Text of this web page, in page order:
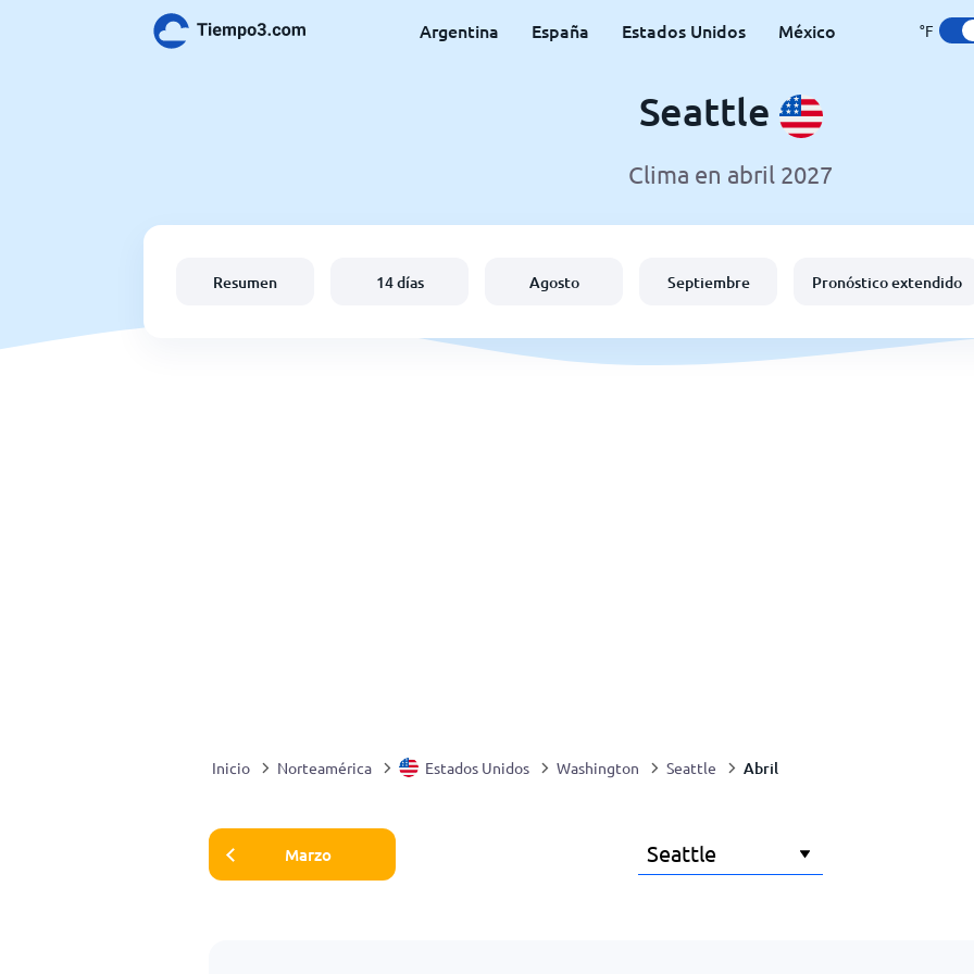
Argentina España Estados Unidos México °F
Seattle
Clima en abril 2027
Resumen 14 días Agosto Septiembre Pronóstico extendido
Inicio Norteamérica Estados Unidos Washington Seattle Abril
Marzo